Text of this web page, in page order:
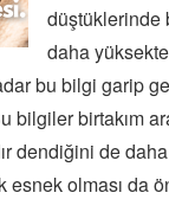
düştüklerinde
daha
bu bilgi garip
birtakım
dendiğini de
olması da